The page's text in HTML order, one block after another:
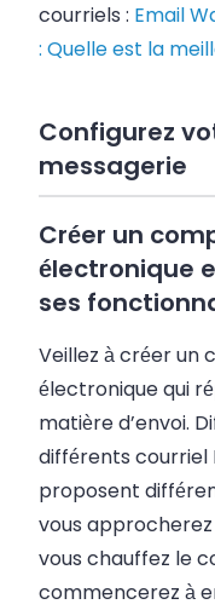
courriels : Email
: Quelle est la
Configurez
messagerie
Créer un
électronique
ses
Veillez à créer un
électronique qui
matière d’envoi.
différents courriel
proposent
vous
vous chauffez le
commencerez à